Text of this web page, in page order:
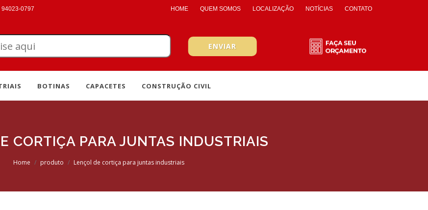
94023-0797 HOME QUEM SOMOS LOCALIZAÇÃO NOTÍCIAS CONTATO
BOTINAS CAPACETES CONSTRUÇÃO CIVIL
CORTIÇA PARA JUNTAS INDUSTRIAIS
Home produto Lençol de cortiça para juntas industriais